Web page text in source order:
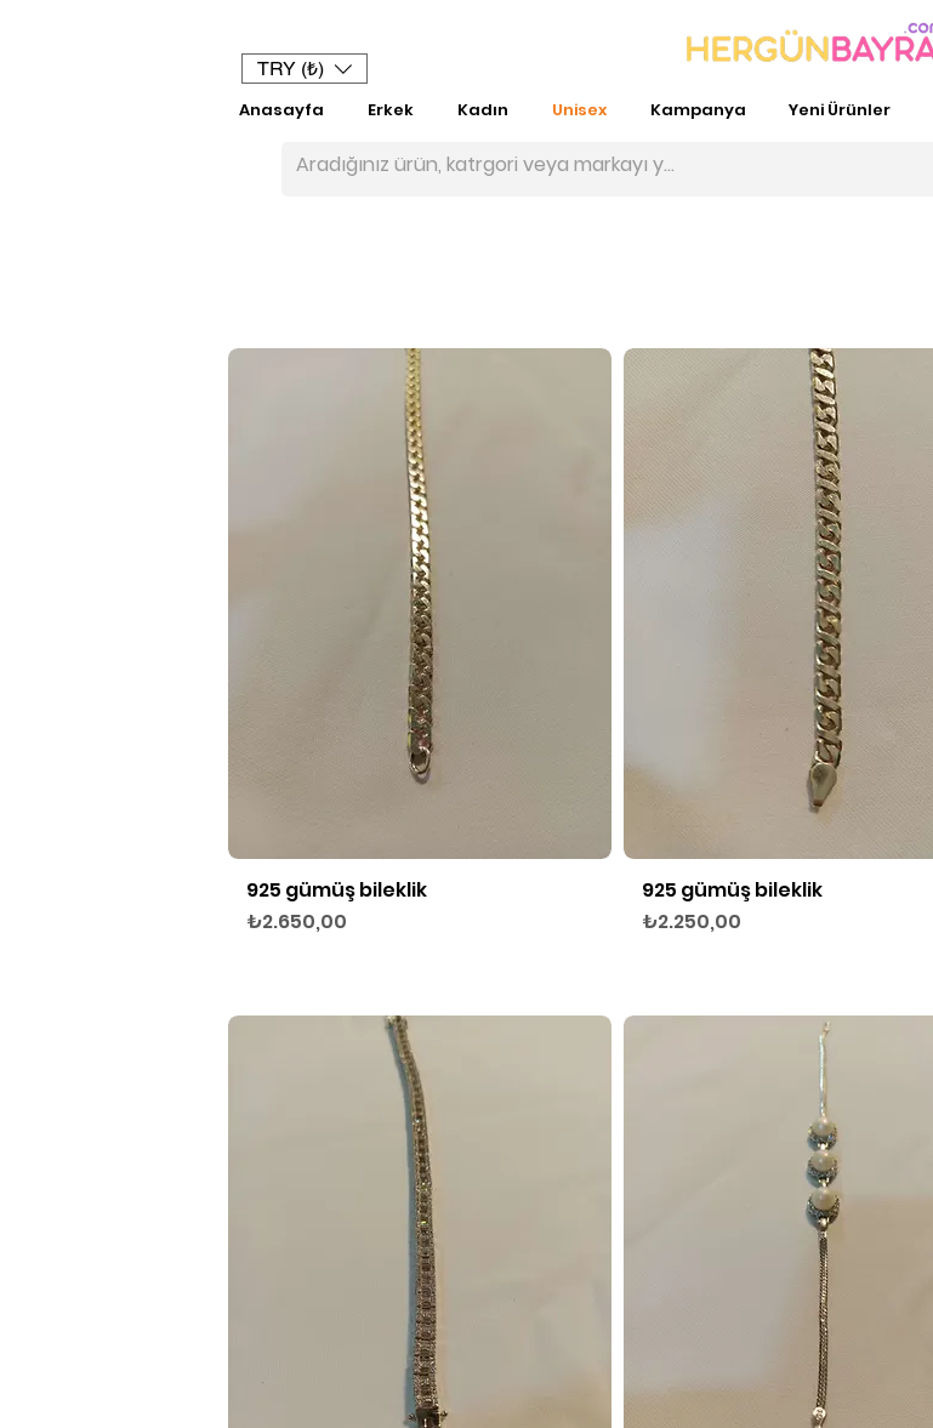
TRY (₺)
Anasayfa Erkek Kadın Unisex Kampanya Yeni Ürünler
Hızlı Bakış
925 gümüş bileklik
Fiyat
₺2.650,00
Hızlı Bakış
925 gümüş bileklik
Fiyat
₺2.250,00